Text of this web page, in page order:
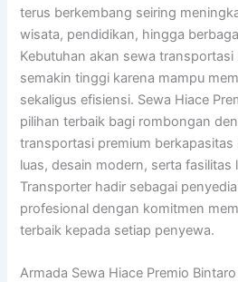
terus berkembang seiring
wisata, pendidikan, hingga
Kebutuhan akan sewa
semakin tinggi karena mampu
sekaligus efisiensi. Sewa Hiace
pilihan terbaik bagi rombongan
transportasi premium berkapasitas
luas, desain modern, serta fasilitas
Transporter hadir sebagai
profesional dengan komitmen
terbaik kepada setiap penyewa.
Armada Sewa Hiace Premio